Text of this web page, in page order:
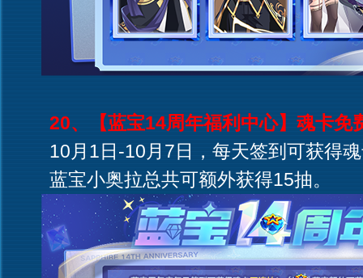
20、【蓝宝14周年福利中心】魂卡免
10月1日-10月7日，每天签到可获得魂
蓝宝小奥拉总共可额外获得15抽。